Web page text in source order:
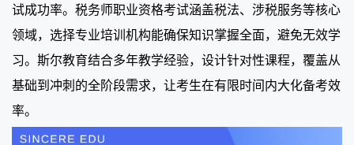
试成功率。税务师职业资格考试涵盖税法、涉税服务等核心
领域，选择专业培训机构能确保知识掌握全面，避免无效学
习。斯尔教育结合多年教学经验，设计针对性课程，覆盖从
基础到冲刺的全阶段需求，让考生在有限时间内大化备考效
率。